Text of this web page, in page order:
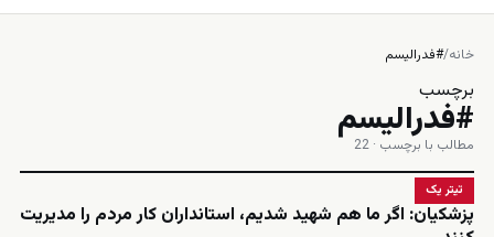
خانه/#فدرالیسم
برچسب
#فدرالیسم
مطالب با برچسب · 22
تیتر یک
پزشکیان: اگر ما هم شهید شدیم، استانداران کار مردم را مدیریت